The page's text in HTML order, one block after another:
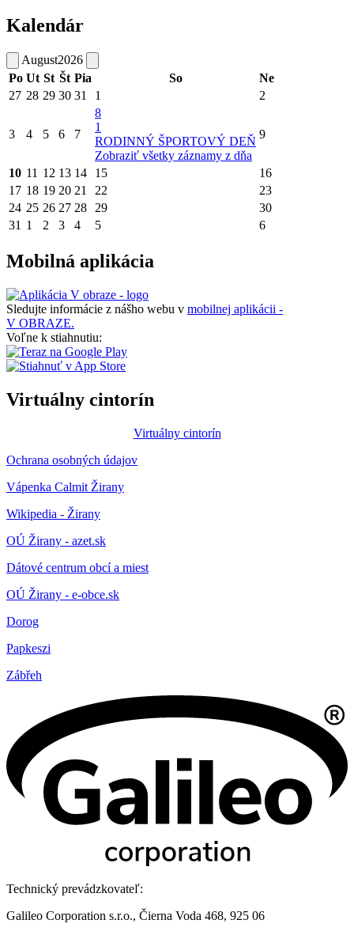
Kalendár
August2026
Po Ut St Št Pia So
Ne
27 28 29 30 31 1 2
3 4 5 6 7
8
1
RODINNÝ ŠPORTOVÝ DEŇ
Zobraziť všetky záznamy z dňa
9
10 11 12 13 14 15
16
17 18 19 20 21 22
23
24 25 26 27 28 29
30
31 1 2 3 4 5 6
Mobilná aplikácia
Sledujte informácie z nášho webu v mobilnej aplikácii -
V OBRAZE.
Voľne k stiahnutiu:
Virtuálny cintorín
Virtuálny cintorín
Ochrana osobných údajov
Vápenka Calmit Žirany
Wikipedia - Žirany
OÚ Žirany - azet.sk
Dátové centrum obcí a miest
OÚ Žirany - e-obce.sk
Dorog
Papkeszi
Zábřeh
Technický prevádzkovateľ:
Galileo Corporation s.r.o., Čierna Voda 468, 925 06